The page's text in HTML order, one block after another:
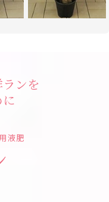
ンを
液肥